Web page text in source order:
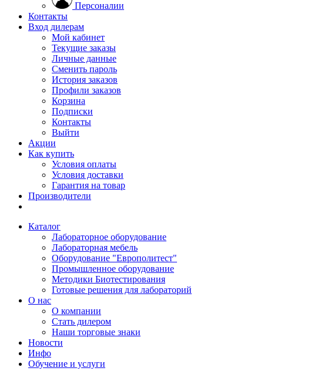
Персоналии
Контакты
Вход дилерам
Мой кабинет
Текущие заказы
Личные данные
Сменить пароль
История заказов
Профили заказов
Корзина
Подписки
Контакты
Выйти
Акции
Как купить
Условия оплаты
Условия доставки
Гарантия на товар
Производители
Каталог
Лабораторное оборудование
Лабораторная мебель
Оборудование "Европолитест"
Промышленное оборудование
Методики Биотестирования
Готовые решения для лабораторий
О нас
О компании
Стать дилером
Наши торговые знаки
Новости
Инфо
Обучение и услуги